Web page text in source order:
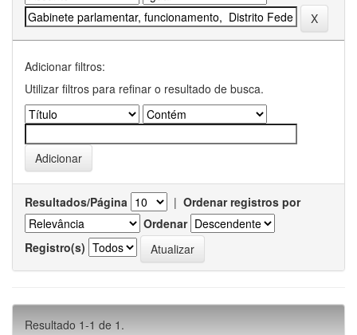
Adicionar filtros:
Utilizar filtros para refinar o resultado de busca.
Resultados/Página | Ordenar registros por
Ordenar
Registro(s)
Resultado 1-1 de 1.